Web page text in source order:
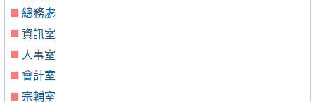
總務處
資訊室
人事室
會計室
宗輔室